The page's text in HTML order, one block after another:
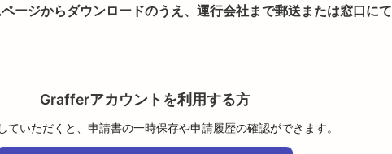
ページからダウンロードのうえ、運行会社まで郵送または窓口にて
Grafferアカウントを利用する方
ていただくと、申請書の一時保存や申請履歴の確認ができます。